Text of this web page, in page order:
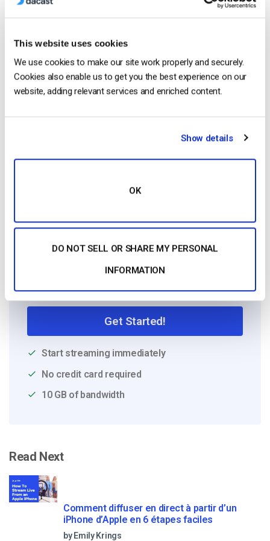
This website uses cookies
We use cookies to make our site work properly and securely.
Cookies also enable us to get you the best experience on our
website, adding relevant services and enriched content.
Show details
OK
DO NOT SELL OR SHARE MY PERSONAL
INFORMATION
Jose Guevara
Onboarding team and started working with
service/engagement and live streaming
Free 14-Day Trial
Get Started!
Start streaming immediately
No credit card required
10 GB of bandwidth
Read Next
Comment diffuser en direct à partir d’un
iPhone d’Apple en 6 étapes faciles
by Emily Krings